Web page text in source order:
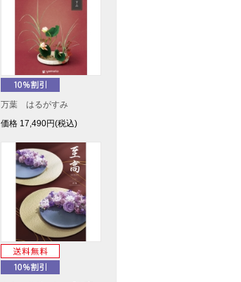
万葉 はるがすみ
価格 17,490円(税込)